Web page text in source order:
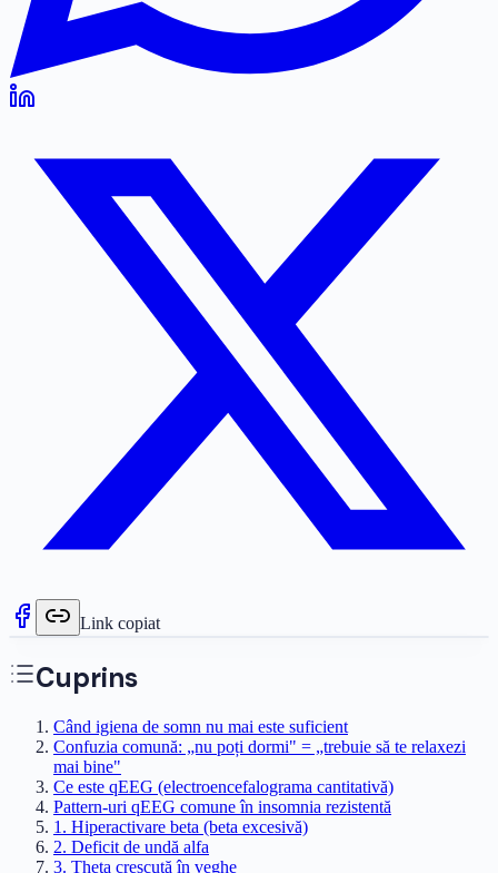
Link copiat
Cuprins
Când igiena de somn nu mai este suficient
Confuzia comună: „nu poți dormi" = „trebuie să te relaxezi
mai bine"
Ce este qEEG (electroencefalograma cantitativă)
Pattern-uri qEEG comune în insomnia rezistentă
1. Hiperactivare beta (beta excesivă)
2. Deficit de undă alfa
3. Theta crescută în veghe